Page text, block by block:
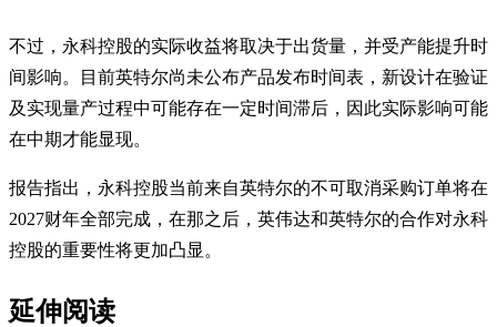
不过，永科控股的实际收益将取决于出货量，并受产能提升时
间影响。目前英特尔尚未公布产品发布时间表，新设计在验证
及实现量产过程中可能存在一定时间滞后，因此实际影响可能
在中期才能显现。
报告指出，永科控股当前来自英特尔的不可取消采购订单将在
2027财年全部完成，在那之后，英伟达和英特尔的合作对永科
控股的重要性将更加凸显。
延伸阅读